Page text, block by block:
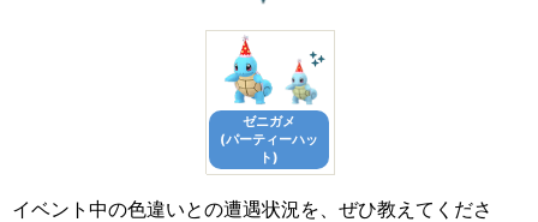
ゼニガメ
(パーティーハッ
ト)
イベント中の色違いとの遭遇状況を、ぜひ教えてくださ